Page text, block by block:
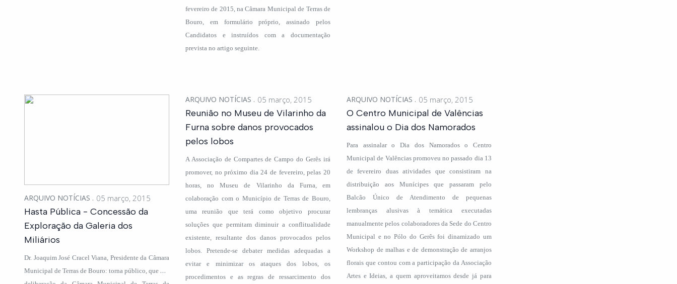
fevereiro de 2015, na Câmara Municipal de Terras de
Bouro, em formulário próprio, assinado pelos
Candidatos e instruídos com a documentação
prevista no artigo seguinte.
ARQUIVO NOTÍCIAS 05 março, 2015
Hasta Pública - Concessão da
Exploração da Galeria dos
Miliários
Dr. Joaquim José Cracel Viana, Presidente da Câmara
Municipal de Terras de Bouro: torna público, que por
ARQUIVO NOTÍCIAS 05 março, 2015
Reunião no Museu de Vilarinho da
Furna sobre danos provocados
pelos lobos
A Associação de Compartes de Campo do Gerês irá
promover, no próximo dia 24 de fevereiro, pelas 20
horas, no Museu de Vilarinho da Furna, em
colaboração com o Município de Terras de Bouro,
uma reunião que terá como objetivo procurar
soluções que permitam diminuir a conflitualidade
existente, resultante dos danos provocados pelos
lobos. Pretende-se debater medidas adequadas a
evitar e minimizar os ataques dos lobos, os
procedimentos e as regras de ressarcimento dos
ARQUIVO NOTÍCIAS 05 março, 2015
O Centro Municipal de Valências
assinalou o Dia dos Namorados
Para assinalar o Dia dos Namorados o Centro
Municipal de Valências promoveu no passado dia 13
de fevereiro duas atividades que consistiram na
distribuição aos Munícipes que passaram pelo
Balcão Único de Atendimento de pequenas
lembranças alusivas à temática executadas
manualmente pelos colaboradores da Sede do Centro
Municipal e no Pólo do Gerês foi dinamizado um
Workshop de malhas e de demonstração de arranjos
florais que contou com a participação da Associação
Artes e Ideias, a quem aproveitamos desde já para